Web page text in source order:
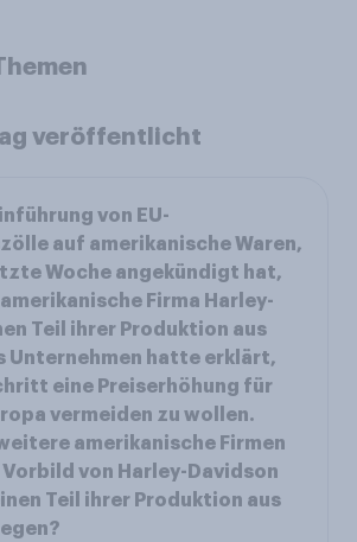
veröffentlicht
von EU-
auf amerikanische Waren,
Woche angekündigt hat,
Firma Harley-
Teil ihrer Produktion aus
Unternehmen hatte erklärt,
eine Preiserhöhung für
vermeiden zu wollen.
amerikanische Firmen
von Harley-Davidson
Teil ihrer Produktion aus